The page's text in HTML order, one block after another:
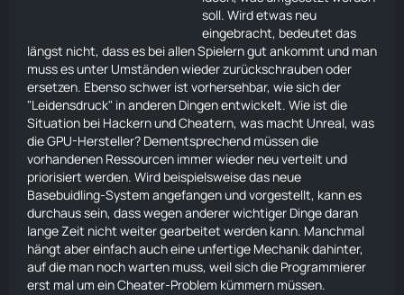
soll. Wird etwas neu
eingebracht, bedeutet das
längst nicht, dass es bei allen Spielern gut ankommt und man
muss es unter Umständen wieder zurückschrauben oder
ersetzen. Ebenso schwer ist vorhersehbar, wie sich der
"Leidensdruck" in anderen Dingen entwickelt. Wie ist die
Situation bei Hackern und Cheatern, was macht Unreal, was
die GPU-Hersteller? Dementsprechend müssen die
vorhandenen Ressourcen immer wieder neu verteilt und
priorisiert werden. Wird beispielsweise das neue
Basebuidling-System angefangen und vorgestellt, kann es
durchaus sein, dass wegen anderer wichtiger Dinge daran
lange Zeit nicht weiter gearbeitet werden kann. Manchmal
hängt aber einfach auch eine unfertige Mechanik dahinter,
auf die man noch warten muss, weil sich die Programmierer
erst mal um ein Cheater-Problem kümmern müssen.